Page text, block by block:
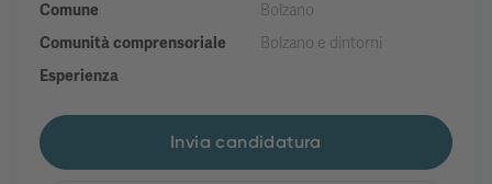
Comune
Bolzano
Comunità comprensoriale
Bolzano e dintorni
Esperienza
Invia candidatura